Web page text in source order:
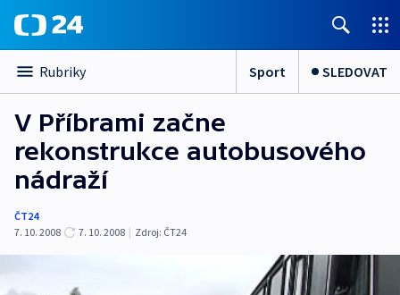
Rubriky Sport SLEDOVAT
V Příbrami začne
rekonstrukce autobusového
nádraží
ČT24
7. 10. 2008
7. 10. 2008 | Zdroj: ČT24